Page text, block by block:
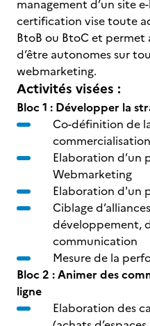
management d’un site
certification vise toute
BtoB ou BtoC et permet
d’être autonomes sur
webmarketing.
Activités visées :
Bloc 1 : Développer la
Co-définition de
Elaboration d’un
Webmarketing
Elaboration d'un
Ciblage
développement,
communication
Mesure de la
Bloc 2 : Animer des
ligne
Elaboration des